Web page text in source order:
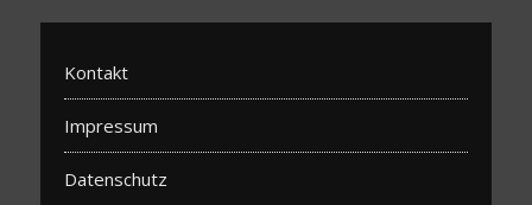
Kontakt
Impressum
Datenschutz